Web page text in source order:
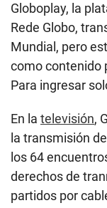
Globoplay, la
Rede Globo,
Mundial, pero
como contenido
Para ingresar
En la televisión,
la transmisión
los 64
derechos de
partidos por